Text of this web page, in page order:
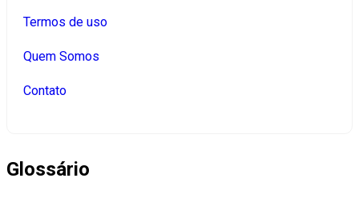
Termos de uso
Quem Somos
Contato
Glossário